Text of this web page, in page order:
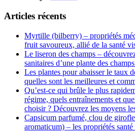
Articles récents
Myrtille (bilberry) – propriétés
fruit savoureux, allié de la santé
Le liseron des champs –
sanitaires d’une plante des
Les plantes pour abaisser le taux
quelles sont les meilleures et
Qu’est-ce qui brûle le plus
régime, quels entraînements et
choisir ? Découvrez les moyens
Capsicum parfumé, clou de
aromaticum) – les propriétés